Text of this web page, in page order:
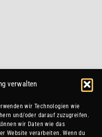
verwalten
wir Technologien wie
und/oder darauf zuzugreifen.
wir Daten wie das
Website verarbeiten. Wenn du